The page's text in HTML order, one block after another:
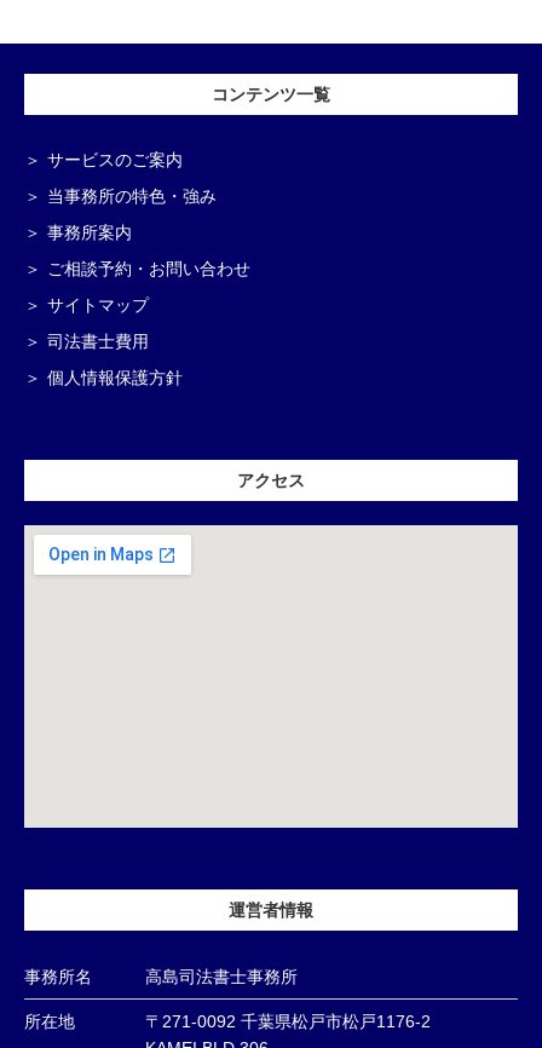
コンテンツ一覧
サービスのご案内
当事務所の特色・強み
事務所案内
ご相談予約・お問い合わせ
サイトマップ
司法書士費用
個人情報保護方針
アクセス
運営者情報
事務所名 高島司法書士事務所
所在地
〒271-0092 千葉県松戸市松戸1176-2